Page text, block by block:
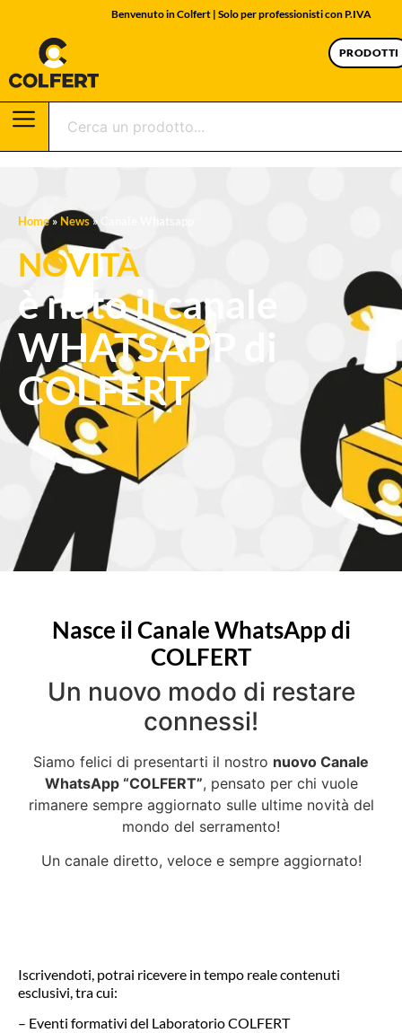
Benvenuto in Colfert | Solo per professionisti con P.IVA
PRODOTTI
Home» News»
NOVITÀ
è nato il canale
WHATSAPP di
COLFERT
Nasce il Canale WhatsApp di
COLFERT
Un nuovo modo di restare
connessi!
Siamo felici di presentarti il nostro nuovo Canale
WhatsApp “COLFERT”, pensato per chi vuole
rimanere sempre aggiornato sulle ultime novità del
mondo del serramento!
Un canale diretto, veloce e sempre aggiornato!
Iscrivendoti, potrai ricevere in tempo reale contenuti
esclusivi, tra cui:
– Eventi formativi del Laboratorio COLFERT